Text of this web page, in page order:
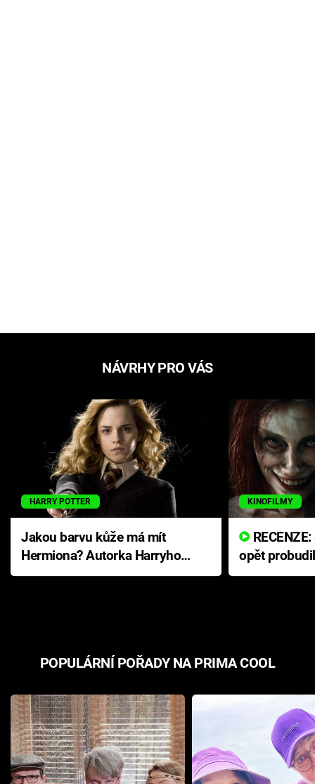
NÁVRHY PRO VÁS
HARRY POTTER
Jakou barvu kůže má mít
Hermiona? Autorka Harryho
Pottera přišla s ráznou
KINOFILMY
opět
přichází s
POPULÁRNÍ POŘADY NA PRIMA COOL